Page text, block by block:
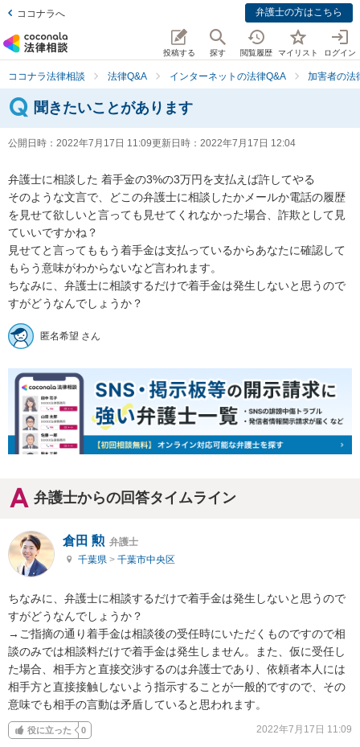
ココナラへ 弁護士の方はこちら
投稿する 探す 閲覧履歴 マイリスト ログイン
ココナラ法律相談 法律Q&A インターネットの法律Q&A 加害者の法
聞きたいことがあります
公開日時： 2022年7月17日 11:09更新日時： 2022年7月17日 12:04
弁護士に相談した 着手金の3%の3万円を支払えば許してやる
そのような文言で、どこの弁護士に相談したかメールか電話の履歴
を見せて欲しいと言っても見せてくれなかった場合、詐欺として見
ていいですかね？
見せてと言ってももう着手金は支払っているからあなたに確認して
もらう意味がわからないなど言われます。
ちなみに、弁護士に相談するだけで着手金は発生しないと思うので
すがどうなんでしょうか？
匿名希望 さん
弁護士からの回答タイムライン
倉田 勲 弁護士
千葉県 > 千葉市中央区
ちなみに、弁護士に相談するだけで着手金は発生しないと思うので
すがどうなんでしょうか？
→ご指摘の通り着手金は相談後の受任時にいただくものですので相
談のみでは相談料だけで着手金は発生しません。また、仮に受任し
た場合、相手方と直接交渉するのは弁護士であり、依頼者本人には
相手方と直接接触しないよう指示することが一般的ですので、その
意味でも相手の言動は矛盾していると思われます。
役に立った 0 2022年7月17日 11:09